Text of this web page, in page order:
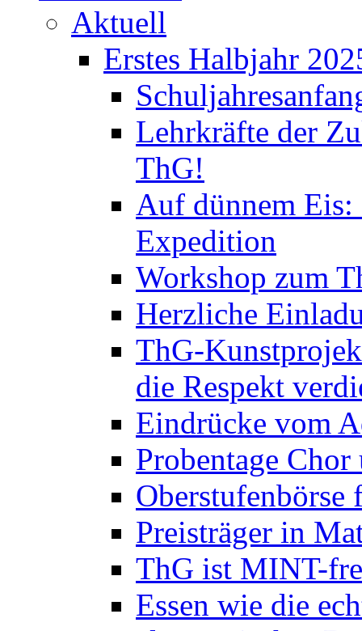
Aktuell
Erstes Halbjahr
Lehrkräfte der
ThG!
Auf dünnem
Expedition
Workshop zum
Herzliche
ThG-
die Respekt
Eindrücke vom
Probentage
Preisträger in
ThG ist MINT-
Essen wie die